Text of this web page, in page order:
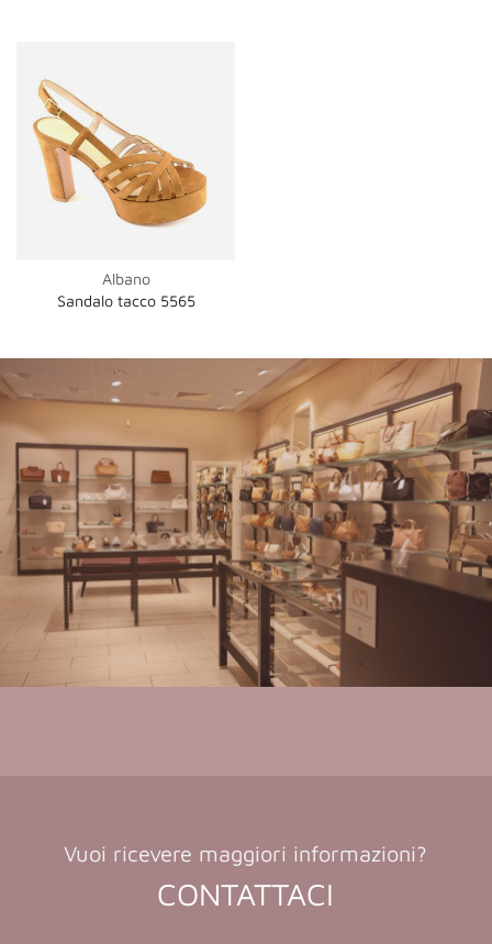
Albano
Sandalo tacco 5565
Vuoi ricevere maggiori informazioni?
CONTATTACI